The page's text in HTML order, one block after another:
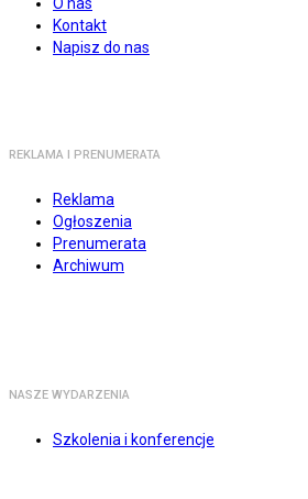
Kontakt
Napisz do nas
REKLAMA I PRENUMERATA
Reklama
Ogłoszenia
Prenumerata
Archiwum
NASZE WYDARZENIA
Szkolenia i konferencje